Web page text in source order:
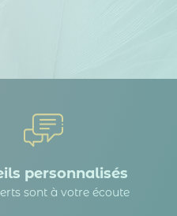
la conformité avec
personnalisés
sont à votre écoute